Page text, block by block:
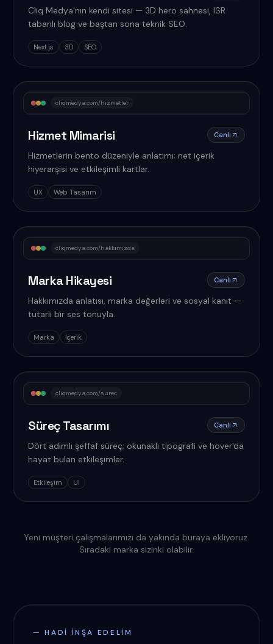
Cliq Medya'nın kendi sitesi — 3D hero sahnesi, ISR
tabanlı blog ve baştan sona teknik SEO.
Next.js 3D SEO
cliqmedya.com/hizmetler
Hizmet Mimarisi Canlı
Hizmetlerin bento düzeniyle anlatımı; net içerik
hiyerarşisi ve etkileşimli kartlar.
UX Web Tasarım
cliqmedya.com/hakkimizda
Marka Hikayesi Canlı
Hakkımızda anlatısı, marka değerleri ve sosyal kanıt —
tutarlı bir ses tonuyla.
Marka İçerik
cliqmedya.com/surec
Süreç Tasarımı Canlı
Dört adımlı şeffaf süreç; okunaklı tipografi ve hover'da
hayat bulan etkileşimler.
Etkileşim UI
Yeni müşteri çalışmalarımızı da yakında buraya ekliyoruz.
Sıradaki marka sizinki olabilir.
— HADI INŞA EDELIM